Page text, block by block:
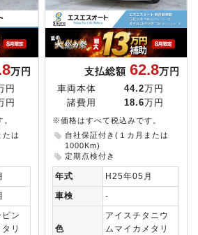
万円
円
円
たは
ン
リ
支払総額 62.8万円
車両本体 44.2 万円
諸費用
18.6 万円
※価格はすべて税込みです。
自社保証付き(１カ月または
1000Km)
定期点検付き
年式
H25年05月
車検
-
色
アイスチタニウ
ムマイカメタリ